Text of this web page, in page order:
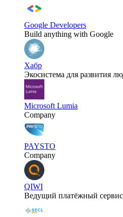
Google Developers
Build anything with Google
Хабр
Экосистема для развития
Microsoft Lumia
Company
PAYSTO
Company
QIWI
Ведущий платёжный